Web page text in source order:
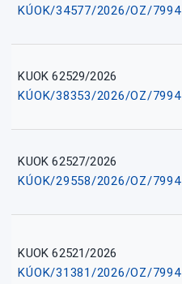
KÚOK/34577/2026/OZ/7994
KUOK 62529/2026
KÚOK/38353/2026/OZ/7994
KUOK 62527/2026
KÚOK/29558/2026/OZ/7994
KUOK 62521/2026
KÚOK/31381/2026/OZ/7994